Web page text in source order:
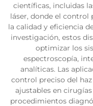
científicas, incluidas
láser, donde el control
la calidad y eficiencia
investigación, estos
optimizar los
espectroscopía,
analíticas. Las
control preciso del
ajustables en
procedimientos